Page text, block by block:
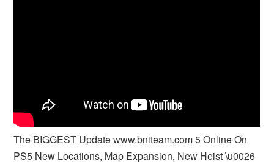
The BIGGEST Update www.bniteam.com 5 Online On
PS5 New Locations, Map Expansion, New Heist \u0026